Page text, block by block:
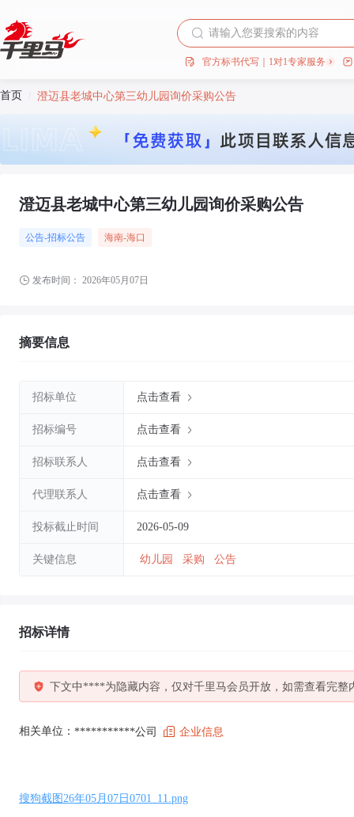
官方标书代写｜1对1专家服务
首页 澄迈县老城中心第三幼儿园询价采购公告
澄迈县老城中心第三幼儿园询价采购公告
公告-招标公告 海南-海口
发布时间： 2026年05月07日
摘要信息
招标单位 点击查看
招标编号 点击查看
招标联系人 点击查看
代理联系人 点击查看
投标截止时间 2026-05-09
关键信息 幼儿园 采购 公告
招标详情
下文中****为隐藏内容，仅对千里马会员开放，如需查看完整
相关单位： ***********公司 企业信息
搜狗截图26年05月07日0701_11.png